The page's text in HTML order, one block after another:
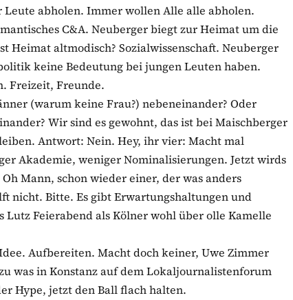
Leute abholen. Immer wollen Alle alle abholen.
C&A. Neuberger biegt zur Heimat um die
Heimat altmodisch? Sozialwissenschaft. Neuberger
keine Bedeutung bei jungen Leuten haben.
Freizeit, Freunde.
(warum keine Frau?) nebeneinander? Oder
Wir sind es gewohnt, das ist bei Maischberger
Antwort: Nein. Hey, ihr vier: Macht mal
Akademie, weniger Nominalisierungen. Jetzt wirds
Mann, schon wieder einer, der was anders
nicht. Bitte. Es gibt Erwartungshaltungen und
Lutz Feierabend als Kölner wohl über olle Kamelle
Aufbereiten. Macht doch keiner, Uwe Zimmer
was in Konstanz auf dem Lokaljournalistenforum
Hype, jetzt den Ball flach halten.